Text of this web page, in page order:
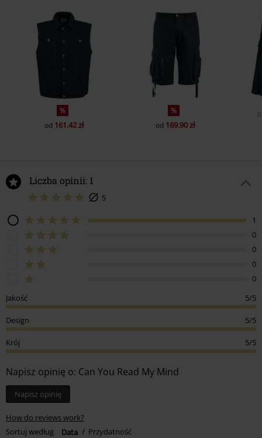
%
od 161.42 zł
%
od 169.90 zł
Liczba opinii: 1
5
1
0
0
0
0
Jakość
5/5
Design 5/5
Krój 5/5
Napisz opinię o: Can You Read My Mind
Napisz opinię
How do reviews work?
Sortuj według
Data Przydatność